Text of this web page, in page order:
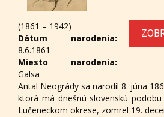
(1861 – 1942)
Dátum narodenia:
8.6.1861
Miesto narodenia:
Galsa
Antal Neogrády sa narodil 8. júna
ktorá má dnešnú slovenskú
Lučeneckom okrese, zomrel 19.